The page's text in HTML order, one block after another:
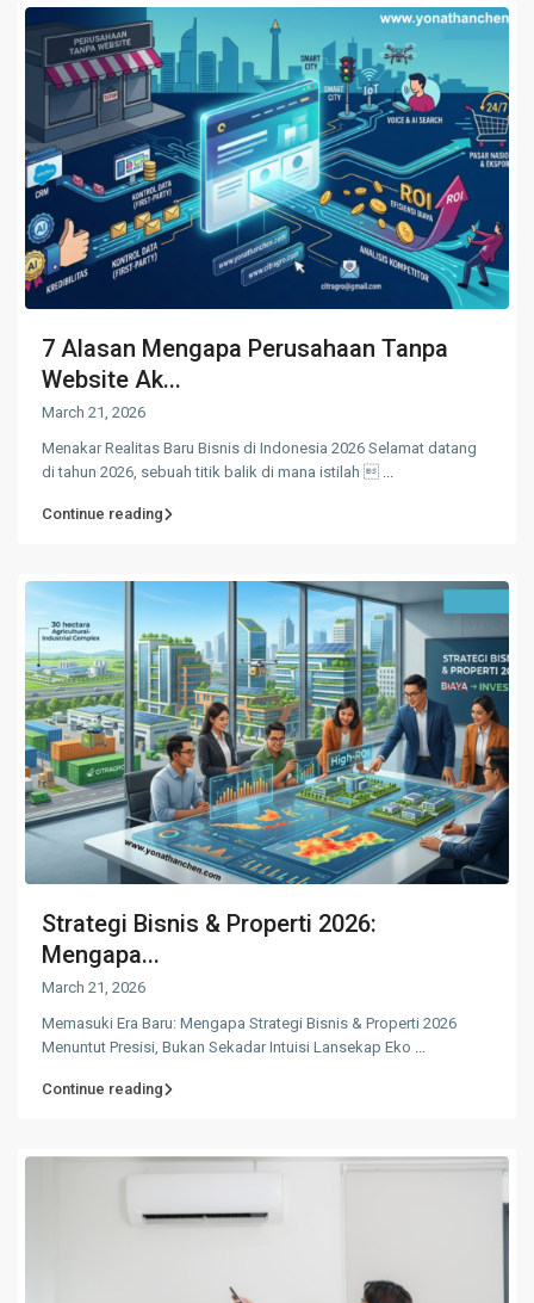
7 Alasan Mengapa Perusahaan Tanpa
Website Ak...
March 21, 2026
Menakar Realitas Baru Bisnis di Indonesia 2026 Selamat datang
di tahun 2026, sebuah titik balik di mana istilah  ...
Continue reading
Strategi Bisnis & Properti 2026:
Mengapa...
March 21, 2026
Memasuki Era Baru: Mengapa Strategi Bisnis & Properti 2026
Menuntut Presisi, Bukan Sekadar Intuisi Lansekap Eko ...
Continue reading